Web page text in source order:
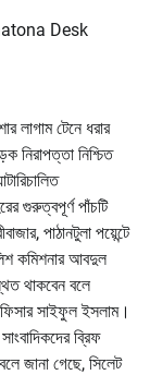
Desk
লাগাম টেনে ধরার
নিরাপত্তা নিশ্চিত
গুরুত্বপূর্ণ পাঁচটি
পাঠানটুলা পয়েন্টে
কমিশনার আবদুল
থাকবেন বলে
সাইফুল ইসলাম।
ব্রিফ
জানা গেছে, সিলেট